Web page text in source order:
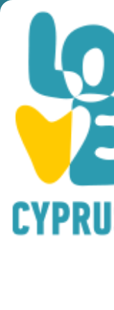
You are here:Home»
» TROPICANA
TROPICANA